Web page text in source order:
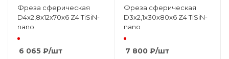
Фреза сферическая
D4x2,8x12x70x6 Z4 TiSiN-
nano
6 065 ₽/шт
Фреза сферическая
D3x2,1x30x80x6 Z4 TiSiN-
nano
7 800 ₽/шт